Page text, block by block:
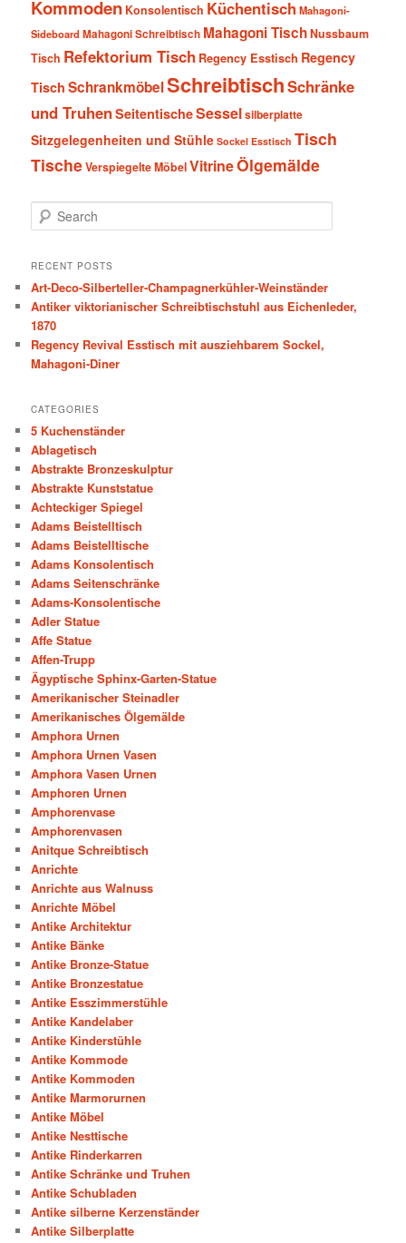
Kommoden Konsolentisch Küchentisch Mahagoni-
SideboardMahagoni Schreibtisch Mahagoni TischNussbaum
Tisch Refektorium Tisch Regency Esstisch Regency
Tisch SchrankmöbelSchreibtischSchränke
und TruhenSeitentischeSesselsilberplatte
Sitzgelegenheiten und Stühle Sockel Esstisch Tisch
TischeVerspiegelte MöbelVitrineÖlgemälde
e
r
h
RECENT POSTS
Art-Deco-Silberteller-Champagnerkühler-Weinständer
Antiker viktorianischer Schreibtischstuhl aus Eichenleder,
1870
Regency Revival Esstisch mit ausziehbarem Sockel,
Mahagoni-Diner
CATEGORIES
5 Kuchenständer
Ablagetisch
Abstrakte Bronzeskulptur
Abstrakte Kunststatue
Achteckiger Spiegel
Adams Beistelltisch
Adams Beistelltische
Adams Konsolentisch
Adams Seitenschränke
Adams-Konsolentische
Adler Statue
Affe Statue
Affen-Trupp
Ägyptische Sphinx-Garten-Statue
Amerikanischer Steinadler
Amerikanisches Ölgemälde
Amphora Urnen
Amphora Urnen Vasen
Amphora Vasen Urnen
Amphoren Urnen
Amphorenvase
Amphorenvasen
Anitque Schreibtisch
Anrichte
Anrichte aus Walnuss
Anrichte Möbel
Antike Architektur
Antike Bänke
Antike Bronze-Statue
Antike Bronzestatue
Antike Esszimmerstühle
Antike Kandelaber
Antike Kinderstühle
Antike Kommode
Antike Kommoden
Antike Marmorurnen
Antike Möbel
Antike Nesttische
Antike Rinderkarren
Antike Schränke und Truhen
Antike Schubladen
Antike silberne Kerzenständer
Antike Silberplatte